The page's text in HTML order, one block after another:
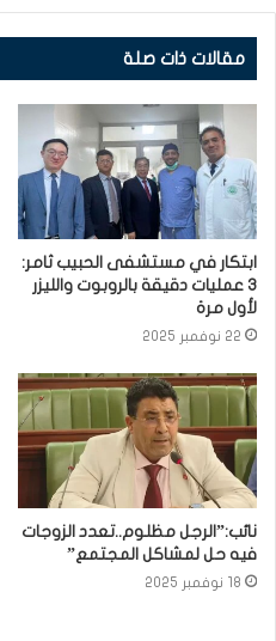
مقالات ذات صلة
ابتكار في مستشفى الحبيب ثامر:
3 عمليات دقيقة بالروبوت والليزر
لأول مرة
22 نوفمبر 2025
نائب:”الرجل مظلوم..تعدد الزوجات
فيه حل لمشاكل المجتمع”
18 نوفمبر 2025